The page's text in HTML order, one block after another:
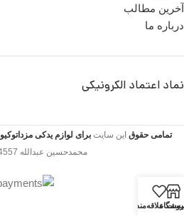
آخرین مطالب
درباره ما
نماد اعتماد الکرونیکی
تمامی حقوق این سایت برای لوازم یدکی مزداتوکیو
محمدحسین عبدالله 09102444557
علاقه‌مندی‌ها